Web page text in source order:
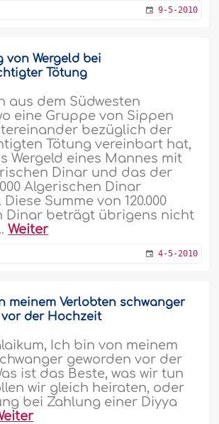
9-5-2010
von Wergeld bei
Tötung
aus dem Südwesten
eine Gruppe von Sippen
bezüglich der
Tötung vereinbart hat,
Wergeld eines Mannes mit
Dinar und das der
Algerischen Dinar
Summe von 120.000
Dinar beträgt übrigens nicht
Weiter
4-5-2010
meinem Verlobten schwanger
der Hochzeit
Ich bin von meinem
geworden vor der
ist das Beste, was wir tun
wir gleich heiraten, oder
bei Zahlung einer Diyya